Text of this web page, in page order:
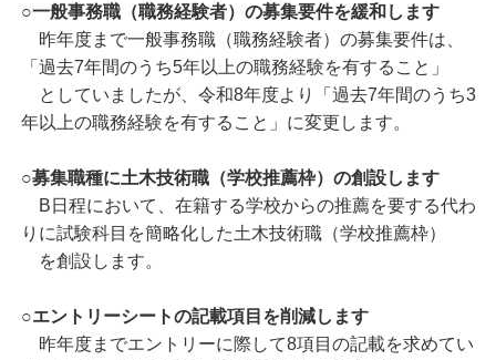
○一般事務職（職務経験者）の募集要件を緩和します
昨年度まで一般事務職（職務経験者）の募集要件は、
「過去7年間のうち5年以上の職務経験を有すること」
としていましたが、令和8年度より「過去7年間のうち3
年以上の職務経験を有すること」に変更します。
○募集職種に土木技術職（学校推薦枠）の創設します
B日程において、在籍する学校からの推薦を要する代わ
りに試験科目を簡略化した土木技術職（学校推薦枠）
を創設します。
○エントリーシートの記載項目を削減します
昨年度までエントリーに際して8項目の記載を求めてい